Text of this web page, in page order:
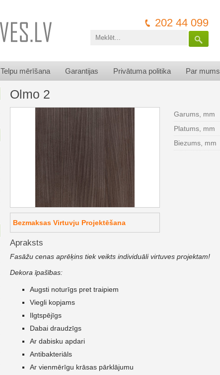
202 44 099
Telpu mērīšana Garantijas Privātuma politika Par mums
Olmo 2
Bezmaksas Virtuvju Projektēšana
Garums, mm
Platums, mm
Biezums, mm
Apraksts
Fasāžu cenas aprēķins tiek veikts individuāli virtuves projektam!
Dekora īpašības:
Augsti noturīgs pret traipiem
Viegli kopjams
Ilgtspējīgs
Dabai draudzīgs
Ar dabisku apdari
Antibakteriāls
Ar vienmērīgu krāsas pārklājumu